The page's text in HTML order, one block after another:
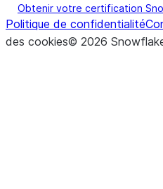
Obtenir votre certification
Politique de confidentialité
des cookies© 2026